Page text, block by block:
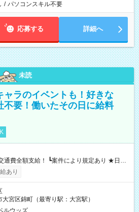
/ パソコンスキル不要
応募する 詳細へ
未読
ャラのイベントも！好きな
要！働いたその日に給料
） ┗働いたその日に現金GET♪ お仕事後はコ
分を引き落とせます！ 【試用期間】試
あり
宮区錦町（最寄り駅：大宮駅）
ルウッズ